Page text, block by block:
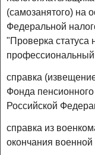
(самозанятого) на
Федеральной
"Проверка статуса
профессиональный
справка
Фонда
Российской
справка из
окончания